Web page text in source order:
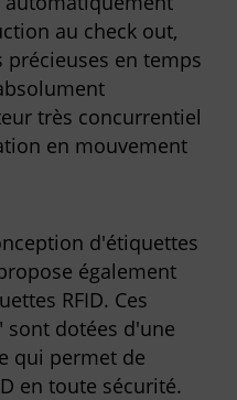
au check out,
en temps
très concurrentiel
en mouvement
d'étiquettes
également
RFID. Ces
dotées d'une
qui permet de
en toute sécurité.